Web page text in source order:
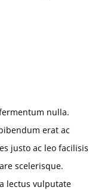
nulla.
erat ac
justo ac leo facilisis
scelerisque.
lectus vulputate